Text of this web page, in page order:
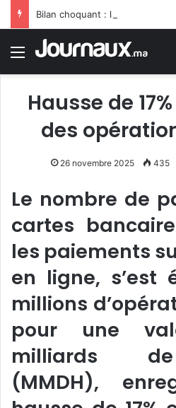
Menu
Hausse de
des
26 novembre 2025 435
Le nombre de
cartes
les paiements
en ligne, s’est
millions
pour une
milliards
(MMDH),